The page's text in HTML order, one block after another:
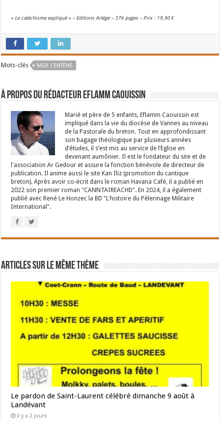
« Le catéchisme expliqué » – Editions Artège – 376 pages – Prix : 19,90 €
Mots-clés MGR CENTÈNE
À propos du rédacteur Eflamm Caouissin
Marié et père de 5 enfants, Eflamm Caouissin est
impliqué dans la vie du diocèse de Vannes au niveau
de la Pastorale du breton. Tout en approfondissant
son bagage théologique par plusieurs années
d’études, il s’est mis au service de l’Eglise en
devenant aumônier. Il est le fondateur du site et de
l'association Ar Gedour et assure la fonction bénévole de directeur de
publication. Il anime aussi le site Kan Iliz (promotion du cantique
breton). Après avoir co-écrit dans le roman Havana Café, il a publié en
2022 son premier roman "CANNTAIREACHD". En 2024, il a également
publié avec René Le Honzec la BD "L'histoire du Pèlerinage Militaire
International".
Articles sur le même thème
Le pardon de Saint-Laurent célébré dimanche 9 août à
Landévant
il y a 2 jours